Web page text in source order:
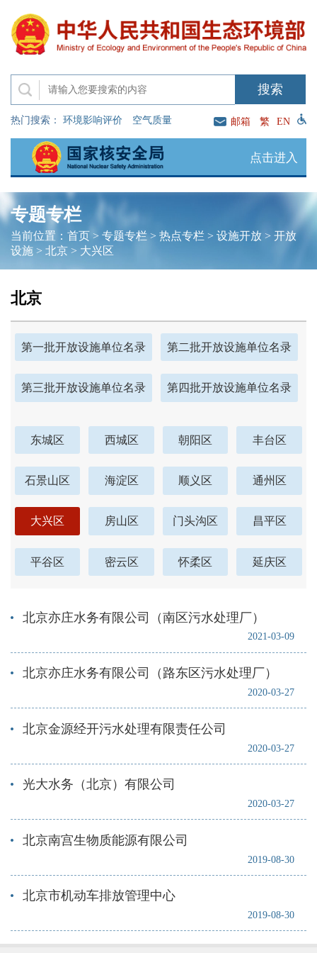
热门搜索： 环境影响评价 空气质量 邮箱 繁 EN
点击进入
专题专栏
当前位置： 首页> 专题专栏> 热点专栏 > 设施开放> 开放
设施> 北京> 大兴区
北京
第一批开放设施单位名录 第二批开放设施单位名录
第三批开放设施单位名录 第四批开放设施单位名录
东城区 西城区 朝阳区 丰台区
石景山区 海淀区 顺义区 通州区
大兴区 房山区 门头沟区 昌平区
平谷区 密云区 怀柔区 延庆区
2021-03-09
北京亦庄水务有限公司（南区污水处理厂）
2020-03-27
北京亦庄水务有限公司（路东区污水处理厂）
2020-03-27
北京金源经开污水处理有限责任公司
2020-03-27
光大水务（北京）有限公司
2019-08-30
北京南宫生物质能源有限公司
2019-08-30
北京市机动车排放管理中心